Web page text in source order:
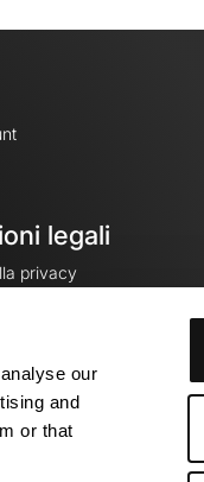
our
and
or that
legali
privacy
cookie